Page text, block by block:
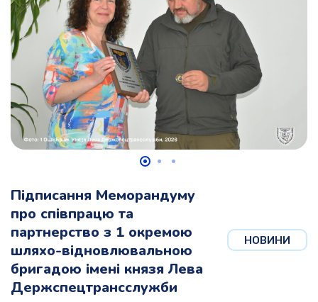
НОВИНИ
Підписання Меморандуму
про співпрацю та
партнерство з 1 окремою
шляхо-відновлювальною
бригадою імені князя Лева
Держспецтрансслужби